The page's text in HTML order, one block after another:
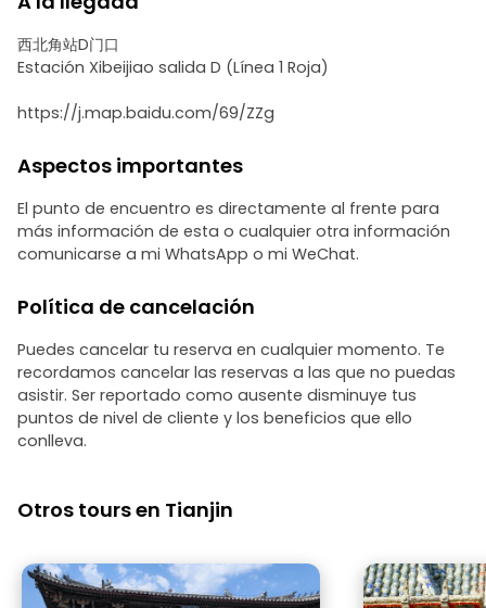
西北角站D门口
Estación Xibeijiao salida D (Línea 1 Roja)
https://j.map.baidu.com/69/ZZg
Aspectos importantes
El punto de encuentro es directamente al frente para
más información de esta o cualquier otra información
comunicarse a mi WhatsApp o mi WeChat.
Política de cancelación
Puedes cancelar tu reserva en cualquier momento. Te
recordamos cancelar las reservas a las que no puedas
asistir. Ser reportado como ausente disminuye tus
puntos de nivel de cliente y los beneficios que ello
conlleva.
Otros tours en Tianjin